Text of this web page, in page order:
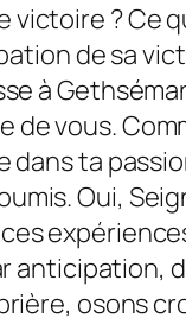
? Ce
de sa
à
vous.
dans ta
Oui,
anticipation,
osons